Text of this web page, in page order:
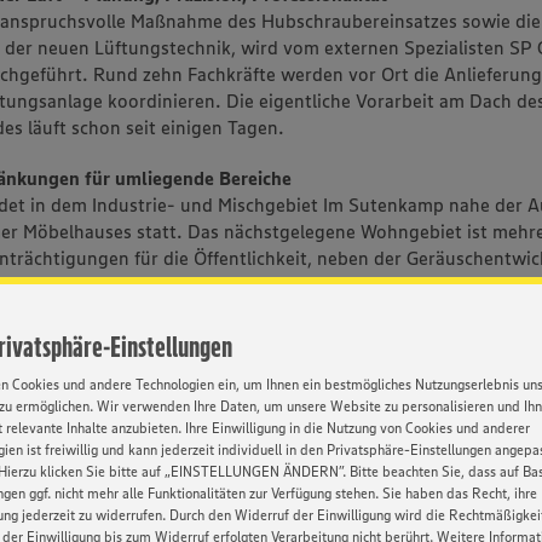
Einstellungen
Cookies und andere Technologien ein, um Ihnen ein bestmögliches Nutzungserlebnis
ermöglichen. Wir verwenden Ihre Daten, um unsere Website zu personalisieren und
relevante Inhalte anzubieten. Ihre Einwilligung in die Nutzung von Cookies und anderer
ist freiwillig und kann jederzeit individuell in den Privatsphäre-Einstellungen
klicken Sie bitte auf „EINSTELLUNGEN ÄNDERN”. Bitte beachten Sie, dass auf
ggf. nicht mehr alle Funktionalitäten zur Verfügung stehen. Sie haben das Recht, ihre
jederzeit zu widerrufen. Durch den Widerruf der Einwilligung wird die
Einwilligung bis zum Widerruf erfolgten Verarbeitung nicht berührt. Weitere
Maßnahme des Hubschraubereinsatzes sowie
neuen Lüftungstechnik, wird vom externen Spezialisten SP
Rund zehn Fachkräfte werden vor Ort die
koordinieren. Die eigentliche Vorarbeit am Dach
läuft schon seit einigen Tagen.
für umliegende Bereiche
in dem Industrie- und Mischgebiet Im Sutenkamp nahe der
Möbelhauses statt. Das nächstgelegene Wohngebiet ist
für die Öffentlichkeit, neben der
Ruhr
Ruhr betreibt im Verbund mit selbstständigen Kaufleuten in
Regionen in Niedersachsen und Rheinland-Pfalz
unter den Marken EDEKA und Marktkauf
(mehrheitlich unter der Marke trinkgut). Der Fleischhof
gehören als Produktionsbetriebe ebenfalls zu EDEKA Rhein-
organisierte Unternehmen mit Sitz in Moers
6,5 Milliarden Euro. Mit fast 50.000 Mitarbeitern gehört es